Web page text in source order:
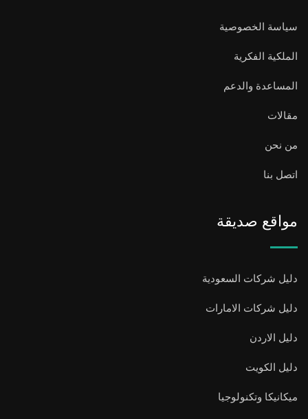
سياسة الخصوصية
الملكية الفكرية
المساعدة والدعم
مقالات
من نحن
اتصل بنا
مواقع صديقة
دليل شركات السعودية
دليل شركات الامارات
دليل الاردن
دليل الكويت
ميكانيكا وتكنولوجيا